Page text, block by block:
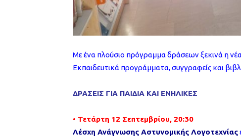
Με ένα πλούσιο πρόγραμμα δράσεων ξεκινά η
Εκπαιδευτικά προγράμματα, συγγραφείς και
ΔΡΑΣΕΙΣ ΓΙΑ ΠΑΙΔΙΑ ΚΑΙ ΕΝΗΛΙΚΕΣ
• Τετάρτη 12 Σεπτεμβρίου, 20:30
Λέσχη Ανάγνωσης Αστυνομικής Λογοτεχνίας